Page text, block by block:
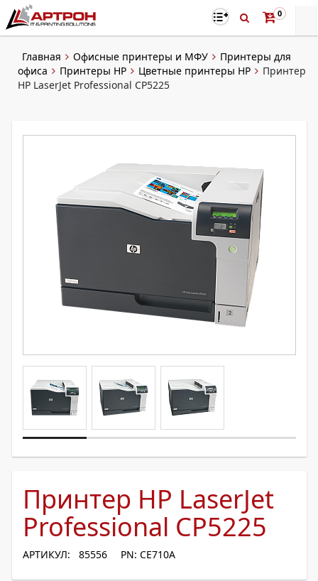
0
Главная Офисные принтеры и МФУ
Принтеры для
офиса
Принтеры HP Цветные принтеры HP
Принтер
HP LaserJet Professional CP5225
Принтер HP LaserJet
Professional CP5225
АРТИКУЛ: 85556 PN: CE710A